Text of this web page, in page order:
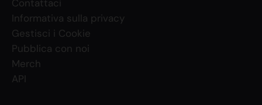
Contattaci
Informativa sulla privacy
Gestisci i Cookie
Pubblica con noi
Merch
API